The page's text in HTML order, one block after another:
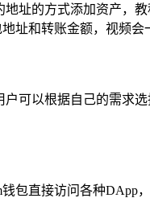
址的方式添加资产，
和转账金额，视频
可以根据自己的需求
包直接访问各种DApp